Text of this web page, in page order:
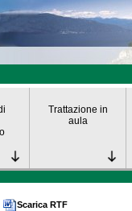
Trattazione in
aula
Scarica RTF